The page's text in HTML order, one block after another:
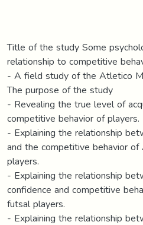
Title of the study Some
relationship to competitive
- A field study of the Atletico
The purpose of the study
- Revealing the true level of
competitive behavior of players.
- Explaining the relationship
and the competitive behavior
players.
- Explaining the relationship
confidence and competitive
futsal players.
- Explaining the relationship